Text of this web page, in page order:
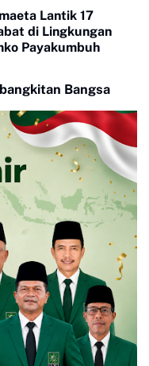
Lantik 17
di Lingkungan
Payakumbuh
Bangsa